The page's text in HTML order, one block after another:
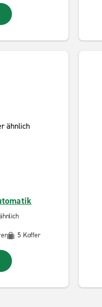
5 Koffer